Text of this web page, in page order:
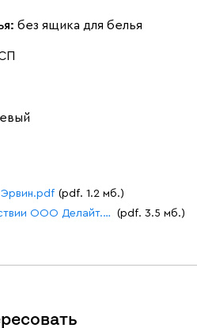
без ящика для белья
Эрвин.pdf (pdf. 1.2 мб.)
декларация о соответствии ООО Делайт.pdf
(pdf. 3.5 мб.)